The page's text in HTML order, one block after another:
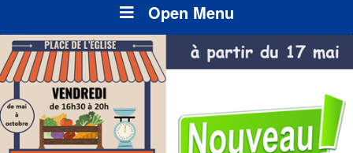
Open Menu